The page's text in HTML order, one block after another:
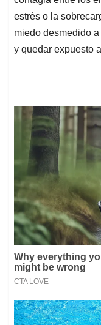
estrés o la
miedo desmedido
y quedar expuesto